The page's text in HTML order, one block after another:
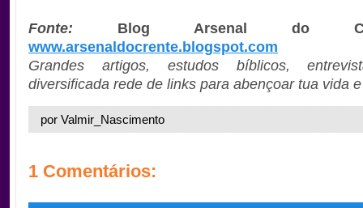
Fonte:
Blog Arsenal do
www.arsenaldocrente.blogspot.com
Grandes artigos, estudos bíblicos,
diversificada rede de links para abençoar tua vida
por Valmir_Nascimento
1 Comentários: